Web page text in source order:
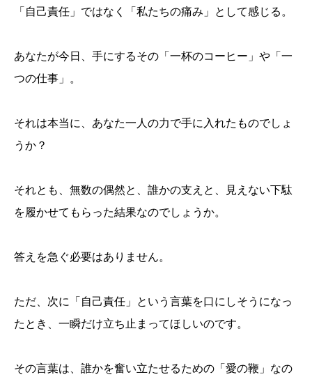
「自己責任」ではなく「私たちの痛み」として感じる。
あなたが今日、手にするその「一杯のコーヒー」や「一
つの仕事」。
それは本当に、あなた一人の力で手に入れたものでしょ
うか？
それとも、無数の偶然と、誰かの支えと、見えない下駄
を履かせてもらった結果なのでしょうか。
答えを急ぐ必要はありません。
ただ、次に「自己責任」という言葉を口にしそうになっ
たとき、一瞬だけ立ち止まってほしいのです。
その言葉は、誰かを奮い立たせるための「愛の鞭」なの